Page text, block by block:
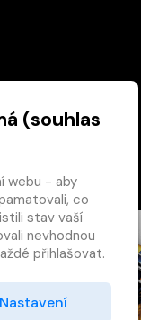
již
slevu
(souhlas
webu - aby
co
stav vaší
nevhodnou
přihlašovat.
sezpracováním
které se
Nastavení